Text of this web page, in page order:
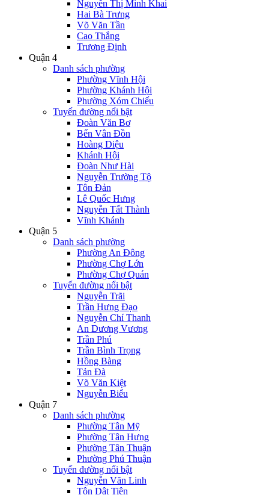
Nguyễn Thị Minh Khai
Hai Bà Trưng
Võ Văn Tần
Cao Thắng
Trương Định
Quận 4
Danh sách phường
Phường Vĩnh Hội
Phường Khánh Hội
Phường Xóm Chiếu
Tuyến đường nổi bật
Đoàn Văn Bơ
Bến Vân Đồn
Hoàng Diệu
Khánh Hội
Đoàn Như Hài
Nguyễn Trường Tộ
Tôn Đản
Lê Quốc Hưng
Nguyễn Tất Thành
Vĩnh Khánh
Quận 5
Danh sách phường
Phường An Đông
Phường Chợ Lớn
Phường Chợ Quán
Tuyến đường nổi bật
Nguyễn Trãi
Trần Hưng Đạo
Nguyễn Chí Thanh
An Dương Vương
Trần Phú
Trần Bình Trọng
Hồng Bàng
Tản Đà
Võ Văn Kiệt
Nguyễn Biểu
Quận 7
Danh sách phường
Phường Tân Mỹ
Phường Tân Hưng
Phường Tân Thuận
Phường Phú Thuận
Tuyến đường nổi bật
Nguyễn Văn Linh
Tôn Dật Tiên